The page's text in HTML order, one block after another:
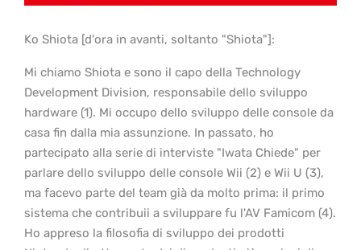
Ko Shiota [d'ora in avanti, soltanto "Shiota"]:
Mi chiamo Shiota e sono il capo della Technology
Development Division, responsabile dello sviluppo
hardware (1). Mi occupo dello sviluppo delle console da
casa fin dalla mia assunzione. In passato, ho
partecipato alla serie di interviste "Iwata Chiede" per
parlare dello sviluppo delle console Wii (2) e Wii U (3),
ma facevo parte del team già da molto prima: il primo
sistema che contribuii a sviluppare fu l'AV Famicom (4).
Ho appreso la filosofia di sviluppo dei prodotti